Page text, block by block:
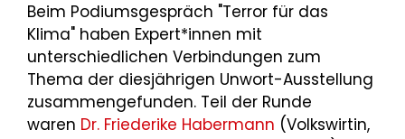
Beim Podiumsgespräch "Terror für das
Klima" haben Expert*innen mit
unterschiedlichen Verbindungen zum
Thema der diesjährigen Unwort-Ausstellung
zusammengefunden. Teil der Runde
waren Dr. Friederike Habermann (Volkswirtin,